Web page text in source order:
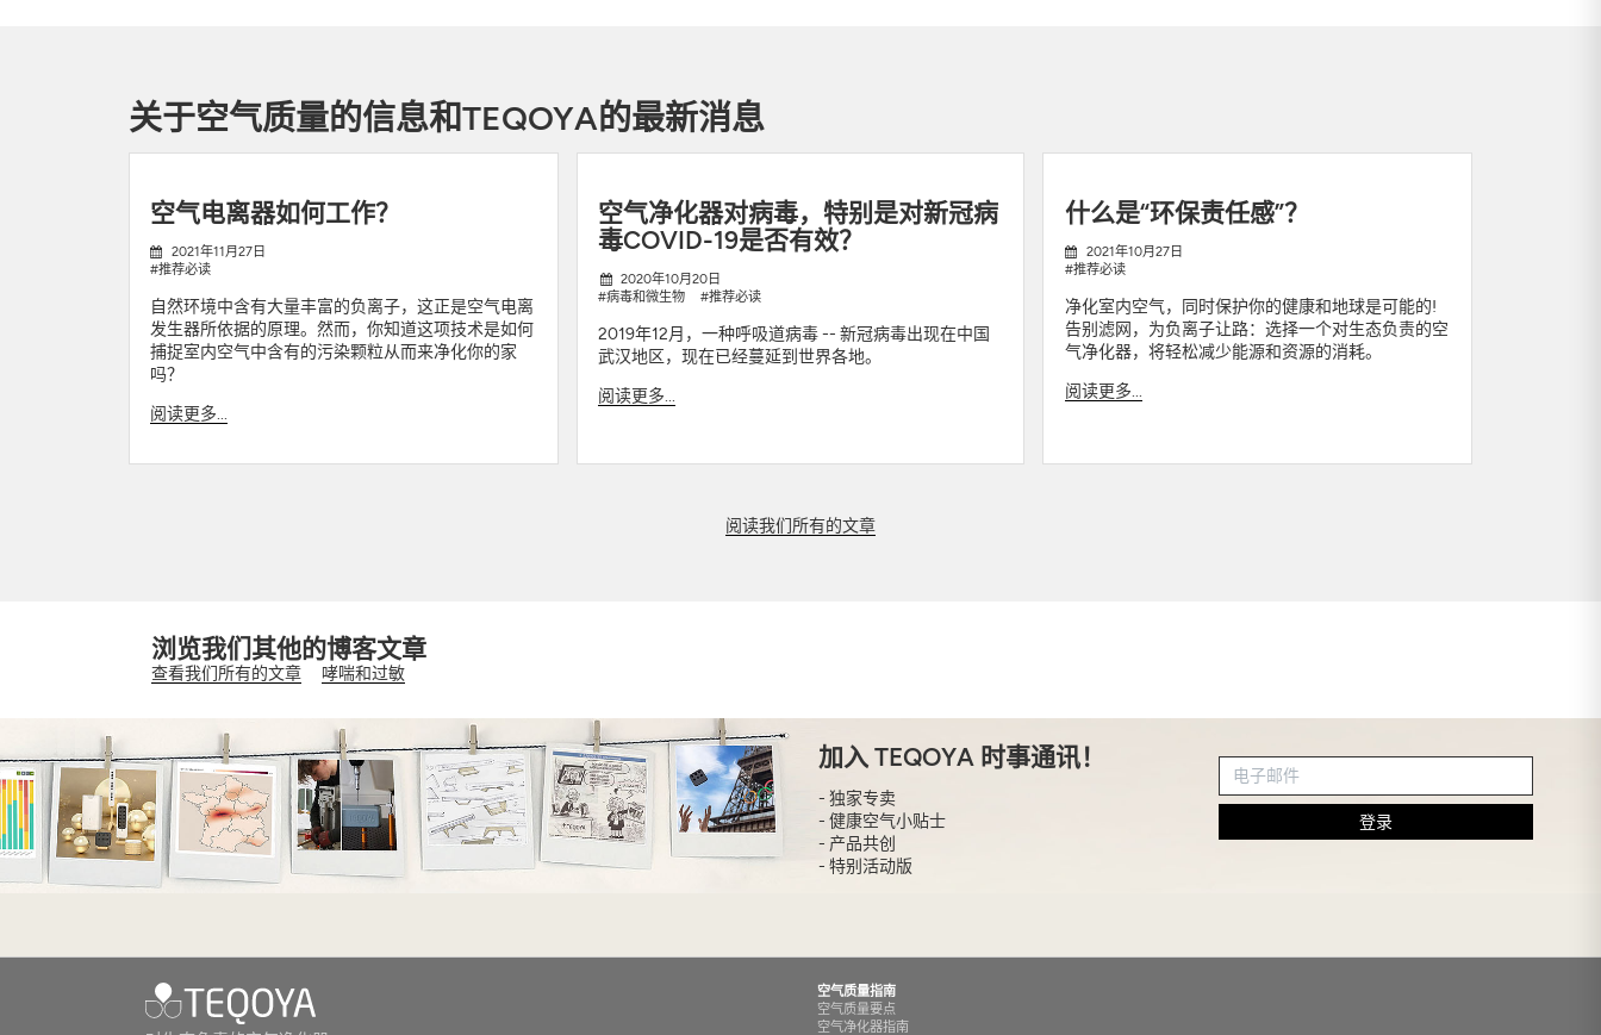
关于空气质量的信息和TEQOYA的最新消息
空气电离器如何工作？
2021年11月27日
#推荐必读
自然环境中含有大量丰富的负离子，这正是空气电离
发生器所依据的原理。然而，你知道这项技术是如何
捕捉室内空气中含有的污染颗粒从而来净化你的家
吗？
阅读更多...
空气净化器对病毒，特别是对新冠病
毒COVID-19是否有效？
2020年10月20日
#病毒和微生物
#推荐必读
2019年12月，一种呼吸道病毒 -- 新冠病毒出现在中国
武汉地区，现在已经蔓延到世界各地。
阅读更多...
什么是“环保责任感”？
2021年10月27日
#推荐必读
净化室内空气，同时保护你的健康和地球是可能的!
告别滤网，为负离子让路：选择一个对生态负责的空
气净化器，将轻松减少能源和资源的消耗。
阅读更多...
阅读我们所有的文章
浏览我们其他的博客文章
查看我们所有的文章 哮喘和过敏
加入 TEQOYA 时事通讯！
- 独家专卖
- 健康空气小贴士
- 产品共创
- 特别活动版
登录
空气质量指南
空气质量要点
空气净化器指南